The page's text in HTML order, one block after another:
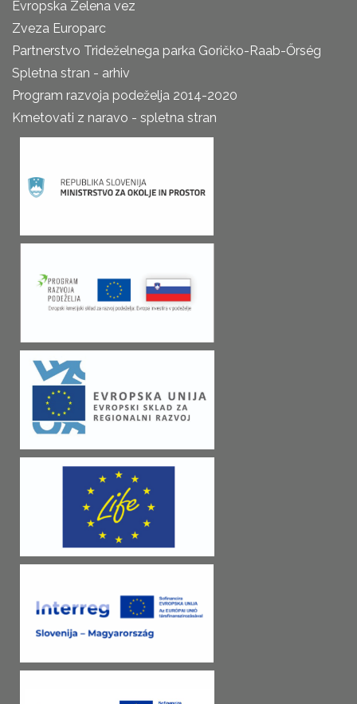
Evropska Zelena vez
Zveza Europarc
Partnerstvo Trideželnega parka Goričko-Raab-Őrség
Spletna stran - arhiv
Program razvoja podeželja 2014-2020
Kmetovati z naravo - spletna stran